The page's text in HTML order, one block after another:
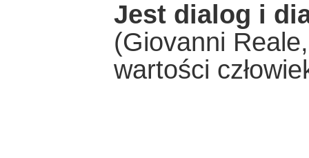
Jest dialog i
(Giovanni
wartości